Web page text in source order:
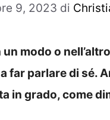
9, 2023 di
un modo o
far parlare di sé.
in grado, come